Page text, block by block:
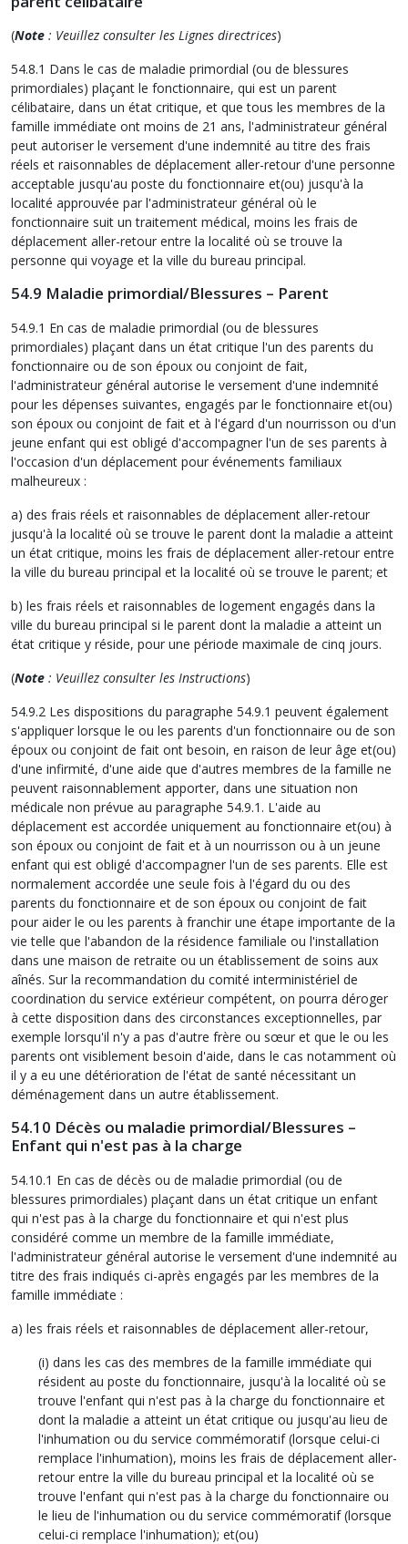
(Note : Veuillez consulter les Lignes directrices)
54.8.1 Dans le cas de maladie primordial (ou de blessures
primordiales) plaçant le fonctionnaire, qui est un parent
célibataire, dans un état critique, et que tous les membres de la
famille immédiate ont moins de 21 ans, l'administrateur général
peut autoriser le versement d'une indemnité au titre des frais
réels et raisonnables de déplacement aller-retour d'une personne
acceptable jusqu'au poste du fonctionnaire et(ou) jusqu'à la
localité approuvée par l'administrateur général où le
fonctionnaire suit un traitement médical, moins les frais de
déplacement aller-retour entre la localité où se trouve la
personne qui voyage et la ville du bureau principal.
54.9 Maladie primordial/Blessures – Parent
54.9.1 En cas de maladie primordial (ou de blessures
primordiales) plaçant dans un état critique l'un des parents du
fonctionnaire ou de son époux ou conjoint de fait,
l'administrateur général autorise le versement d'une indemnité
pour les dépenses suivantes, engagés par le fonctionnaire et(ou)
son époux ou conjoint de fait et à l'égard d'un nourrisson ou d'un
jeune enfant qui est obligé d'accompagner l'un de ses parents à
l'occasion d'un déplacement pour événements familiaux
malheureux :
a) des frais réels et raisonnables de déplacement aller-retour
jusqu'à la localité où se trouve le parent dont la maladie a atteint
un état critique, moins les frais de déplacement aller-retour entre
la ville du bureau principal et la localité où se trouve le parent; et
b) les frais réels et raisonnables de logement engagés dans la
ville du bureau principal si le parent dont la maladie a atteint un
état critique y réside, pour une période maximale de cinq jours.
(Note : Veuillez consulter les Instructions)
54.9.2 Les dispositions du paragraphe 54.9.1 peuvent également
s'appliquer lorsque le ou les parents d'un fonctionnaire ou de son
époux ou conjoint de fait ont besoin, en raison de leur âge et(ou)
d'une infirmité, d'une aide que d'autres membres de la famille ne
peuvent raisonnablement apporter, dans une situation non
médicale non prévue au paragraphe 54.9.1. L'aide au
déplacement est accordée uniquement au fonctionnaire et(ou) à
son époux ou conjoint de fait et à un nourrisson ou à un jeune
enfant qui est obligé d'accompagner l'un de ses parents. Elle est
normalement accordée une seule fois à l'égard du ou des
parents du fonctionnaire et de son époux ou conjoint de fait
pour aider le ou les parents à franchir une étape importante de la
vie telle que l'abandon de la résidence familiale ou l'installation
dans une maison de retraite ou un établissement de soins aux
aînés. Sur la recommandation du comité interministériel de
coordination du service extérieur compétent, on pourra déroger
à cette disposition dans des circonstances exceptionnelles, par
exemple lorsqu'il n'y a pas d'autre frère ou sœur et que le ou les
parents ont visiblement besoin d'aide, dans le cas notamment où
il y a eu une détérioration de l'état de santé nécessitant un
déménagement dans un autre établissement.
54.10 Décès ou maladie primordial/Blessures –
Enfant qui n'est pas à la charge
54.10.1 En cas de décès ou de maladie primordial (ou de
blessures primordiales) plaçant dans un état critique un enfant
qui n'est pas à la charge du fonctionnaire et qui n'est plus
considéré comme un membre de la famille immédiate,
l'administrateur général autorise le versement d'une indemnité au
titre des frais indiqués ci-après engagés par les membres de la
famille immédiate :
a) les frais réels et raisonnables de déplacement aller-retour,
(i) dans les cas des membres de la famille immédiate qui
résident au poste du fonctionnaire, jusqu'à la localité où se
trouve l'enfant qui n'est pas à la charge du fonctionnaire et
dont la maladie a atteint un état critique ou jusqu'au lieu de
l'inhumation ou du service commémoratif (lorsque celui-ci
remplace l'inhumation), moins les frais de déplacement aller-
retour entre la ville du bureau principal et la localité où se
trouve l'enfant qui n'est pas à la charge du fonctionnaire ou
le lieu de l'inhumation ou du service commémoratif (lorsque
celui-ci remplace l'inhumation); et(ou)